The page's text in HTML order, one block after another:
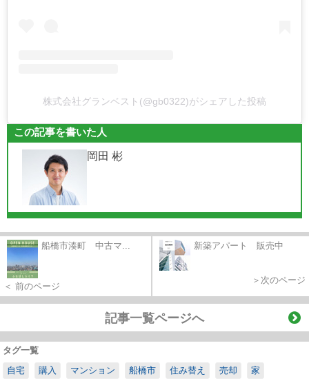
株式会社グランベスト(@gb0322)がシェアした投稿
この記事を書いた人
岡田 彬
船橋市湊町 中古マ...
＜ 前のページ
新築アパート 販売中
＞次のページ
記事一覧ページへ
タグ一覧
自宅
購入 マンション 船橋市 住み替え 売却 家